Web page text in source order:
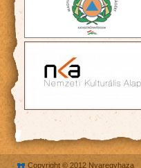
Copyright © 2012 Nyaregyhaza